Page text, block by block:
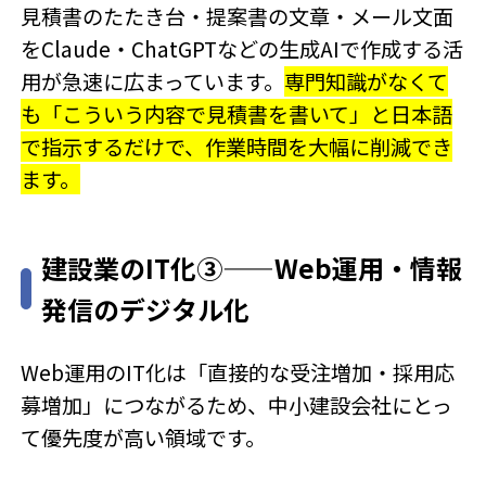
見積書のたたき台・提案書の文章・メール文面
をClaude・ChatGPTなどの生成AIで作成する活
用が急速に広まっています。 専門知識がなくて
も「こういう内容で見積書を書いて」と日本語
で指示するだけで、作業時間を大幅に削減でき
ます。
建設業のIT化③——Web運用・情報
発信のデジタル化
Web運用のIT化は「直接的な受注増加・採用応
募増加」につながるため、中小建設会社にとっ
て優先度が高い領域です。